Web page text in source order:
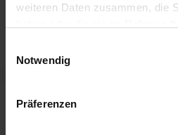
weiteren Daten zusammen, die
Notwendig
Präferenzen
Fahrradüberdachung
Neueste Beiträge